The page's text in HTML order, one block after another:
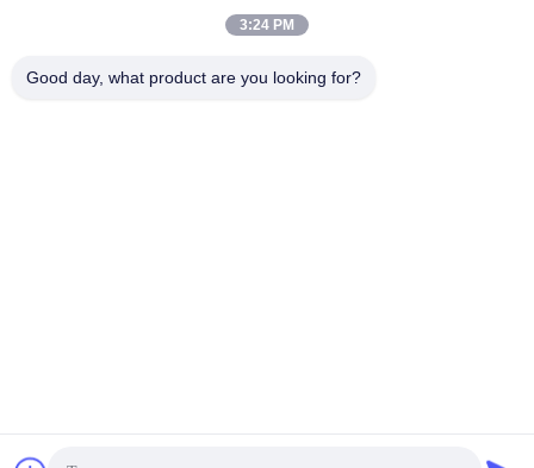
(GuangDong)Foshan Winsco Metal Products Co., Ltd. সমস্ত
3:24 PM
Good day, what product are you looking for?